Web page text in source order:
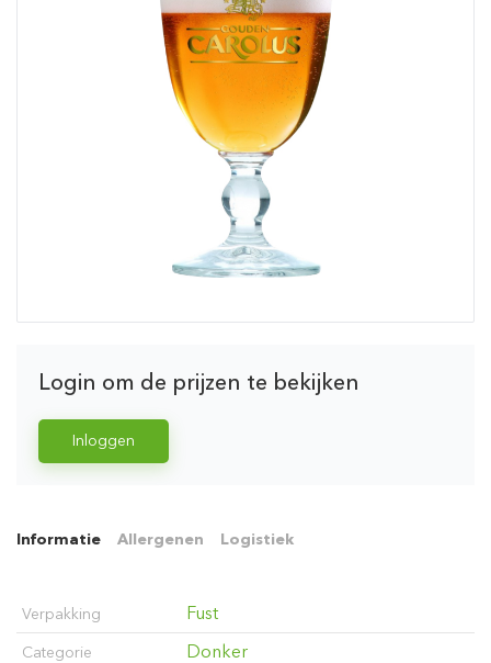
Login om de prijzen te bekijken
Inloggen
Informatie Allergenen Logistiek
Verpakking Fust
Categorie Donker